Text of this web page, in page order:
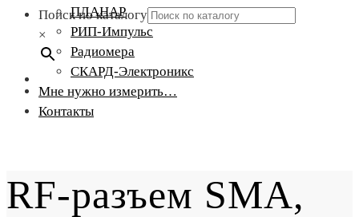
Поиск по каталогу
×
ПЛАНАР
РИП-Импульс
Радиомера
СКАРД-Электроникс
Мне нужно измерить…
Контакты
RF-разъем SMA,